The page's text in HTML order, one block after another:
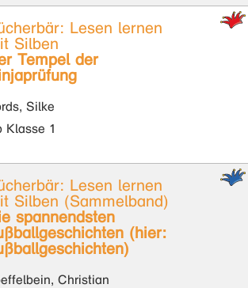
Lesen lernen
Silben
Tempel der
Silke
Klasse 1
Lesen lernen
Silben (Sammelband)
spannendsten
(hier:
Christian